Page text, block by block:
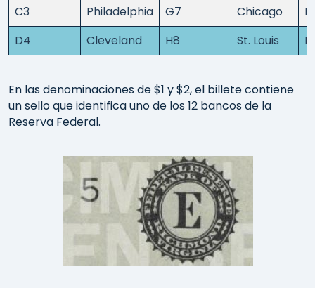
C3 Philadelphia G7 Chicago
D4
Cleveland H8 St. Louis
En las denominaciones de $1 y $2, el billete contiene
un sello que identifica uno de los 12 bancos de la
Reserva Federal.